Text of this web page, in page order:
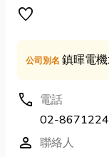
favorite
公司別名 鎮暉電
call 電話
02-
person 聯絡人